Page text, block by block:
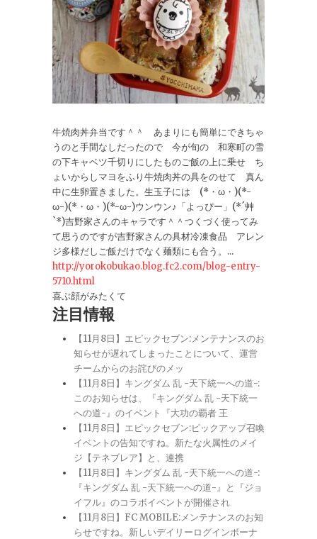
牛焼肉丼弁当です＾＾ あまりにも簡単にできちゃ
うのと手間なしだったので 今が旬の 和寒町の雪
の下キャベツ千切りにしたものご飯の上に乗せ ち
ょいからしマヨをふり牛焼肉丼の具をのせて 真ん
中に生卵置きました。生玉子には (*・ω・)(*-
ω-)(*・ω・)(*-ω-)ウンウン♪「よっぴー」(*´艸
`*)吉野家さんのキャラです＾＾つくづく使ってみ
て思うのですが吉野家さんの具材冷凍食品 アレン
ジ多様だしご飯だけでなく麺類にも合う。...
http://yorokobukao.blog.fc2.com/blog-entry-
5710.html
喜ぶ顔がみたくて
注目情報
【11月8日】エピックセブン:メンテナンスのお
知らせが遅れてしまったことについて、運営
チームからのお詫びのメッ
【11月8日】キングダム 乱 -天下統一への道-:
このお知らせは、『キングダム 乱 -天下統一
への道-』のイベント『大功の覇者 王
【11月8日】エピックセブン:ピックアップ召喚
イベントの告知ですね。新たな火属性のメイ
ジ【テネブレア】と、連携
【11月8日】キングダム 乱 -天下統一への道-:
『キングダム 乱 -天下統一への道-』と『ジョ
イフル』のコラボイベントが開催され
【11月8日】FC MOBILE:メンテナンスのお知
らせですね。新しいデイリーログインボーナ